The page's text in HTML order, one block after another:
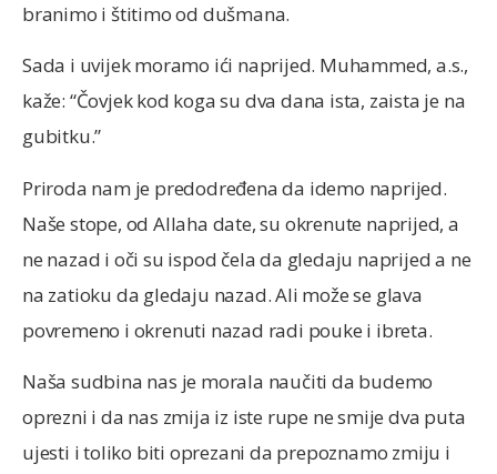
branimo i štitimo od dušmana.
Sada i uvijek moramo ići naprijed. Muhammed, a.s.,
kaže: “Čovjek kod koga su dva dana ista, zaista je na
gubitku.”
Priroda nam je predodređena da idemo naprijed.
Naše stope, od Allaha date, su okrenute naprijed, a
ne nazad i oči su ispod čela da gledaju naprijed a ne
na zatioku da gledaju nazad. Ali može se glava
povremeno i okrenuti nazad radi pouke i ibreta.
Naša sudbina nas je morala naučiti da budemo
oprezni i da nas zmija iz iste rupe ne smije dva puta
ujesti i toliko biti oprezani da prepoznamo zmiju i